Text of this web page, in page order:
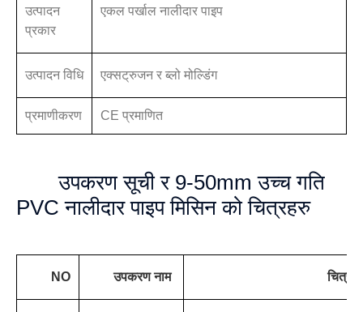
उत्पादन
प्रकार
एकल पर्खाल नालीदार पाइप
उत्पादन विधि एक्सट्रुजन र ब्लो मोल्डिंग
प्रमाणीकरण CE प्रमाणित
उपकरण सूची र 9-50mm उच्च गति
PVC नालीदार पाइप मिसिन को चित्रहरु
NO उपकरण नाम चित्र